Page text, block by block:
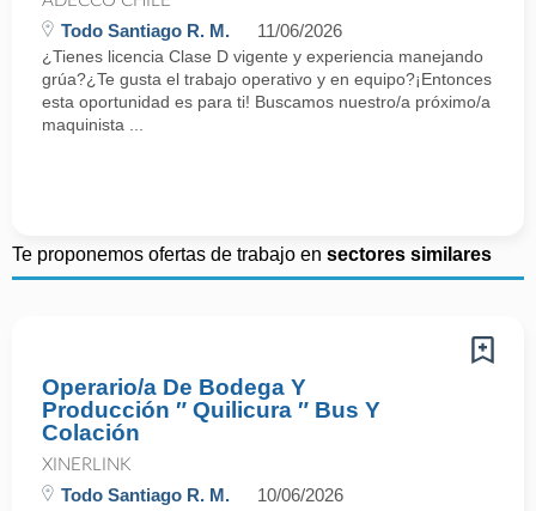
Todo Santiago R. M. 11/06/2026
¿Tienes licencia Clase D vigente y experiencia manejando
grúa?¿Te gusta el trabajo operativo y en equipo?¡Entonces
esta oportunidad es para ti! Buscamos nuestro/a próximo/a
maquinista ...
Te proponemos ofertas de trabajo en sectores similares
Operario/a De Bodega Y
Producción ″ Quilicura ″ Bus Y
Colación
XINERLINK
Todo Santiago R. M. 10/06/2026